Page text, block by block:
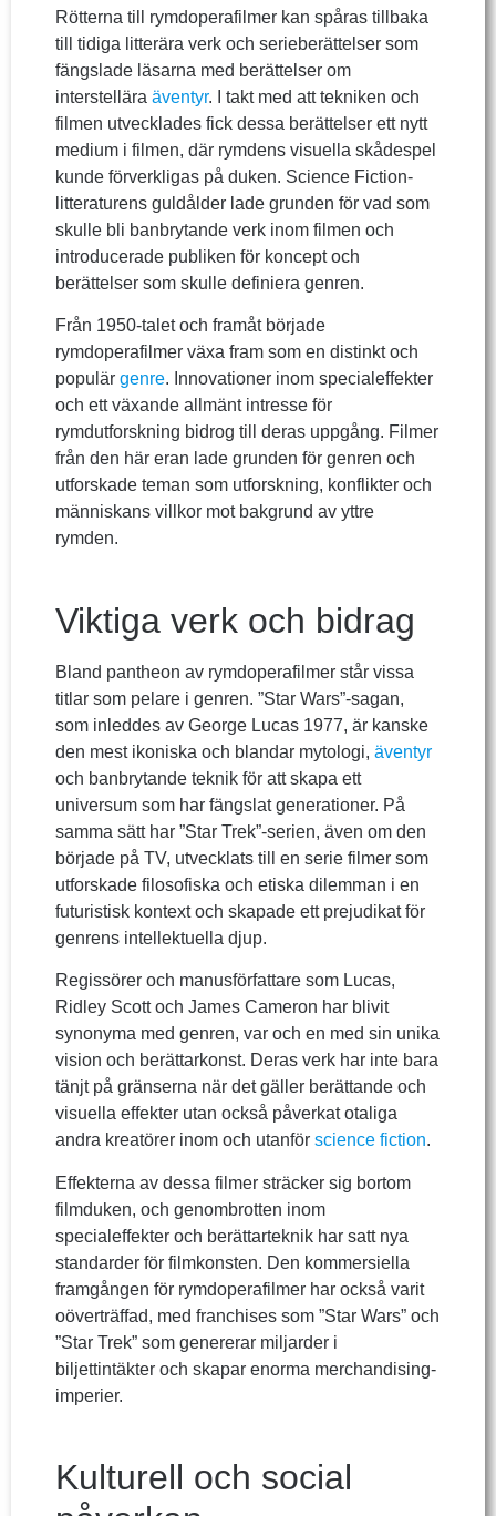
Rötterna till rymdoperafilmer kan spåras tillbaka
till tidiga litterära verk och serieberättelser som
fängslade läsarna med berättelser om
interstellära äventyr. I takt med att tekniken och
filmen utvecklades fick dessa berättelser ett nytt
medium i filmen, där rymdens visuella skådespel
kunde förverkligas på duken. Science Fiction-
litteraturens guldålder lade grunden för vad som
skulle bli banbrytande verk inom filmen och
introducerade publiken för koncept och
berättelser som skulle definiera genren.
Från 1950-talet och framåt började
rymdoperafilmer växa fram som en distinkt och
populär genre. Innovationer inom specialeffekter
och ett växande allmänt intresse för
rymdutforskning bidrog till deras uppgång. Filmer
från den här eran lade grunden för genren och
utforskade teman som utforskning, konflikter och
människans villkor mot bakgrund av yttre
rymden.
Viktiga verk och bidrag
Bland pantheon av rymdoperafilmer står vissa
titlar som pelare i genren. ”Star Wars”-sagan,
som inleddes av George Lucas 1977, är kanske
den mest ikoniska och blandar mytologi, äventyr
och banbrytande teknik för att skapa ett
universum som har fängslat generationer. På
samma sätt har ”Star Trek”-serien, även om den
började på TV, utvecklats till en serie filmer som
utforskade filosofiska och etiska dilemman i en
futuristisk kontext och skapade ett prejudikat för
genrens intellektuella djup.
Regissörer och manusförfattare som Lucas,
Ridley Scott och James Cameron har blivit
synonyma med genren, var och en med sin unika
vision och berättarkonst. Deras verk har inte bara
tänjt på gränserna när det gäller berättande och
visuella effekter utan också påverkat otaliga
andra kreatörer inom och utanför science fiction.
Effekterna av dessa filmer sträcker sig bortom
filmduken, och genombrotten inom
specialeffekter och berättarteknik har satt nya
standarder för filmkonsten. Den kommersiella
framgången för rymdoperafilmer har också varit
oöverträffad, med franchises som ”Star Wars” och
”Star Trek” som genererar miljarder i
biljettintäkter och skapar enorma merchandising-
imperier.
Kulturell och social